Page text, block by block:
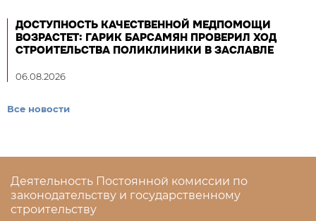
ДОСТУПНОСТЬ КАЧЕСТВЕННОЙ МЕДПОМОЩИ
ВОЗРАСТЕТ: ГАРИК БАРСАМЯН ПРОВЕРИЛ ХОД
СТРОИТЕЛЬСТВА ПОЛИКЛИНИКИ В ЗАСЛАВЛЕ
06.08.2026
Все новости
Деятельность Постоянной комиссии по
законодательству и государственному
строительству